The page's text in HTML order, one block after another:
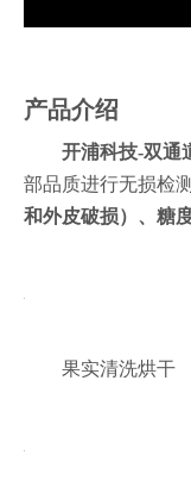
产品介绍
开浦科技-双通
部品质进行无损检
和外皮破损）、糖
果实清洗烘干